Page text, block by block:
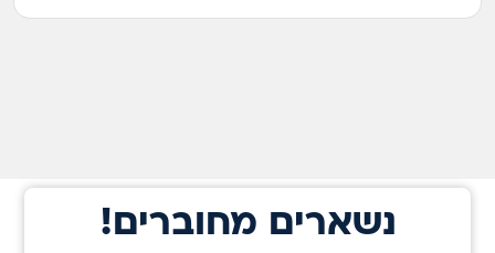
!נשארים מחוברים